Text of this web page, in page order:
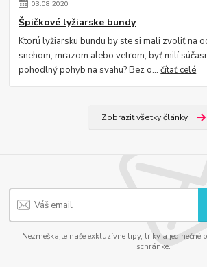
03.08.2020
Špičkové lyžiarske bundy
Ktorú lyžiarsku bundu by ste si mali zvoliť na
snehom, mrazom alebo vetrom, byť milí
pohodlný pohyb na svahu? Bez o...čítať celé
Zobraziť všetky články
Nezmeškajte naše exkluzívne tipy, triky a jedinečné
schránke.